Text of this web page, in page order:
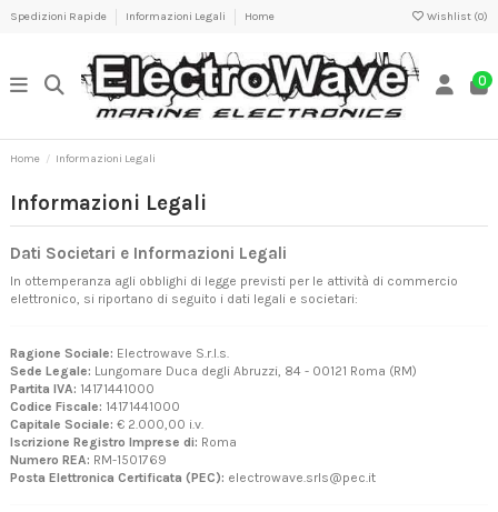
Spedizioni Rapide Informazioni Legali Home Wishlist (0)
0
Home Informazioni Legali
Informazioni Legali
Dati Societari e Informazioni Legali
In ottemperanza agli obblighi di legge previsti per le attività di commercio
elettronico, si riportano di seguito i dati legali e societari:
Ragione Sociale: Electrowave S.r.l.s.
Sede Legale: Lungomare Duca degli Abruzzi, 84 - 00121 Roma (RM)
Partita IVA: 14171441000
Codice Fiscale: 14171441000
Capitale Sociale: € 2.000,00 i.v.
Iscrizione Registro Imprese di: Roma
Numero REA: RM-1501769
Posta Elettronica Certificata (PEC): electrowave.srls@pec.it